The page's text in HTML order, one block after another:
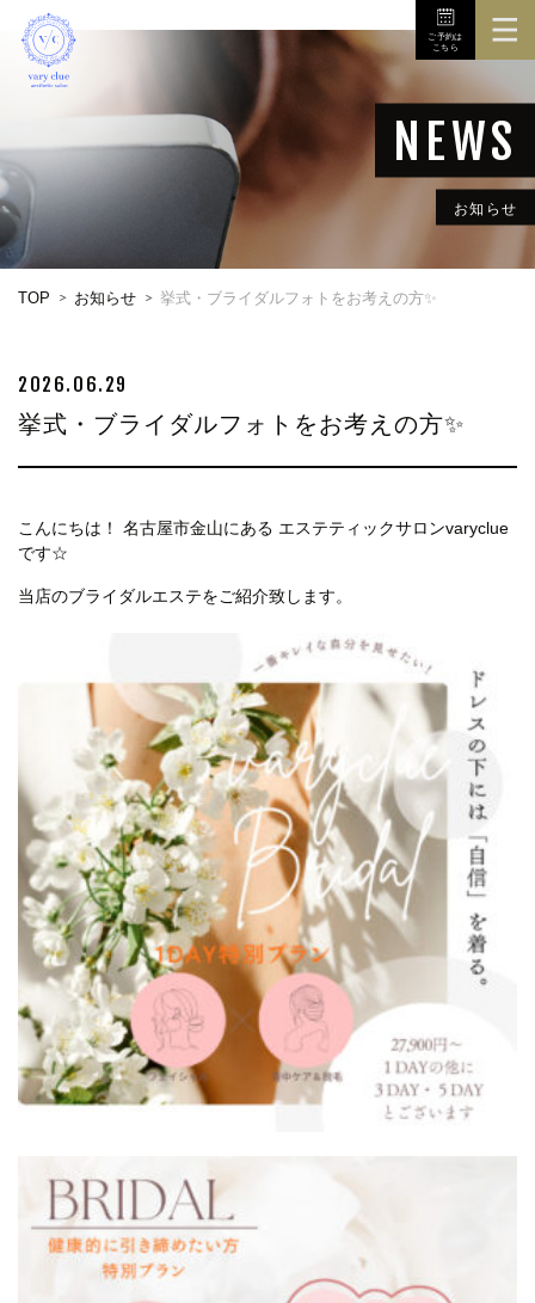
3Dボディスキャナ
店舗
ご予約は
こちら
お知らせ
TOP お知らせ 挙式・ブライダルフォトをお考えの方✨
2026.06.29
挙式・ブライダルフォトをお考えの方✨
こんにちは！ 名古屋市金山にある エステティックサロンvaryclue
です☆
当店のブライダルエステをご紹介致します。